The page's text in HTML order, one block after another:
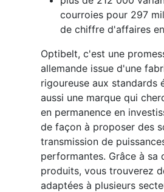
courroies pour 297
de chiffre d'affaires
Optibelt, c'est une
allemande issue d'une
rigoureuse aux standards
aussi une marque qui
en permanence en
de façon à proposer des
transmission de
performantes. Grâce à sa
produits, vous trouverez
adaptées à plusieurs